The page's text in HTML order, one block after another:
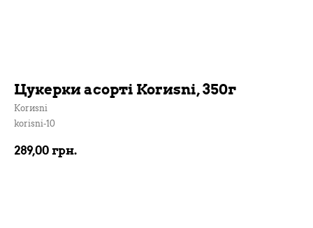
Цукерки асорті Korиsni, 350г
Korиsni
korisni-10
289,00 грн.